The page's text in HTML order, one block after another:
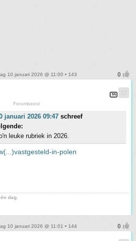
10 januari 2026 @ 11:00 • 143
Forumbeest
januari 2026 09:47 schreef
leuke rubriek in 2026.
in-polen
dag.
10 januari 2026 @ 11:01 • 144